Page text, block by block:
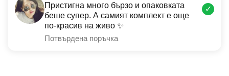
Пристигна много бързо и опаковката
беше супер. А самият комплект е още
по-красив на живо ✨
Потвърдена поръчка
✓